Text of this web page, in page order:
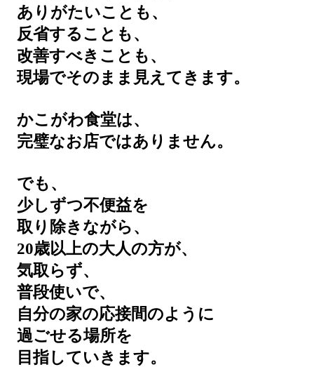
ありがたいことも、
反省することも、
改善すべきことも、
現場でそのまま見えてきます。
かこがわ食堂は、
完璧なお店ではありません。
でも、
少しずつ不便益を
取り除きながら、
20歳以上の大人の方が、
気取らず、
普段使いで、
自分の家の応接間のように
過ごせる場所を
目指していきます。